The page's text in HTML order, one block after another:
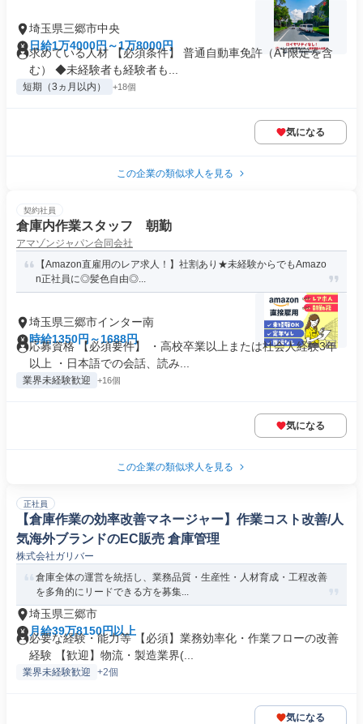
埼玉県三郷市中央
日給1万4000円～1万8000円
求めている人材 【必須条件】 普通自動車免許（AT限定を含
む） ◆未経験者も経験者も...
短期（3ヵ月以内） +18個
気になる
この企業の類似求人を見る
契約社員
倉庫内作業スタッフ 朝勤
アマゾンジャパン合同会社
【Amazon直雇用のレア求人！】社割あり★未経験からでもAmazo
n正社員に◎髪色自由◎...
埼玉県三郷市インター南
時給1350円～1688円
応募資格 【必須要件】 ・高校卒業以上または社会人経験3年
以上 ・日本語での会話、読み...
業界未経験歓迎 +16個
気になる
この企業の類似求人を見る
正社員
【倉庫作業の効率改善マネージャー】作業コスト改善/人
気海外ブランドのEC販売 倉庫管理
株式会社ガリバー
倉庫全体の運営を統括し、業務品質・生産性・人材育成・工程改善
を多角的にリードできる方を募集...
埼玉県三郷市
月給39万8150円以上
必要な経験・能力等 【必須】業務効率化・作業フローの改善
経験 【歓迎】物流・製造業界(...
業界未経験歓迎 +2個
気になる